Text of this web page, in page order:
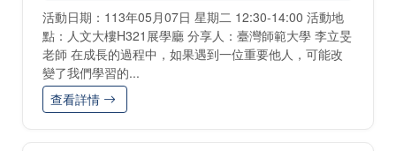
活動日期：113年05月07日 星期二 12:30-14:00 活動地
點：人文大樓H321展學廳 分享人：臺灣師範大學 李立旻
老師 在成長的過程中，如果遇到一位重要他人，可能改
變了我們學習的...
查看詳情